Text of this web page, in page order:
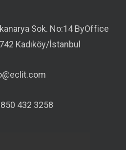
Sok. No:14 ByOffice
Kadıköy/İstanbul
432 3258